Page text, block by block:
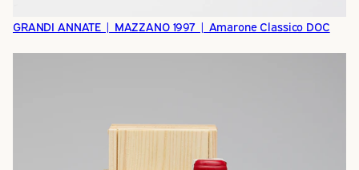
GRANDI ANNATE | MAZZANO 1997 | Amarone Classico DOC